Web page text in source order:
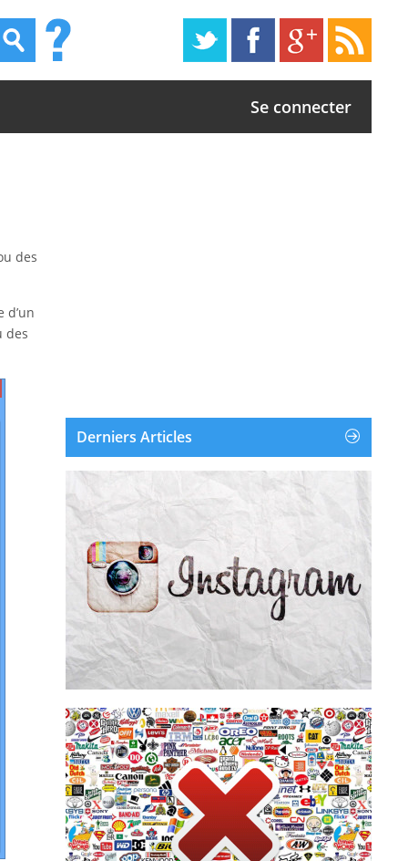
Se connecter
des
d’un
des
Derniers Articles
Instagram est une application et un service en
ligne de partage de photos et de vidéos
disponible sur iOS, Android et Windows
Phone. Instagram a été créé et lancé en
octobre 2010. Le 9 avril 2012, Facebook a
racheté Instagram pour environ un milliard...
Supprimer un compte Instagram
beaucoup installent une sorte de zapette
automatique, intégrée au navigateur web, qui
supprime les pubs de leur écr...
Supprimer la publicité